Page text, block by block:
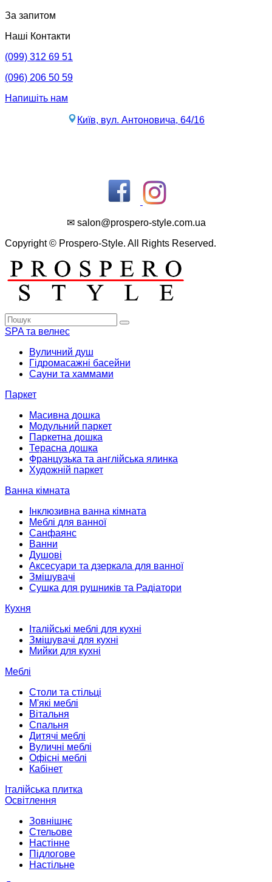
За запитом
Наші Контакти
(099) 312 69 51
(096) 206 50 59
Напишіть нам
Київ, вул. Антоновича, 64/16
✉ salon@prospero-style.com.ua
Copyright © Prospero-Style. All Rights Reserved.
SPA та велнес
Вуличний душ
Гідромасажні басейни
Сауни та хаммами
Паркет
Масивна дошка
Модульний паркет
Паркетна дошка
Терасна дошка
Французька та англійська ялинка
Художній паркет
Ванна кімната
Інклюзивна ванна кімната
Меблі для ванної
Санфаянс
Ванни
Душові
Аксесуари та дзеркала для ванної
Змішувачі
Сушка для рушників та Радіатори
Кухня
Італійські меблі для кухні
Змішувачі для кухні
Мийки для кухні
Меблі
Столи та стільці
М'які меблі
Вітальня
Спальня
Дитячі меблі
Вуличні меблі
Офісні меблі
Кабінет
Італійська плитка
Освітлення
Зовнішнє
Стельове
Настінне
Підлогове
Настільне